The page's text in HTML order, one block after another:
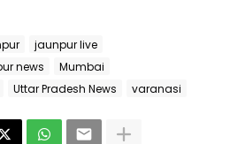
jaunpur live
news
Mumbai
Uttar Pradesh News varanasi